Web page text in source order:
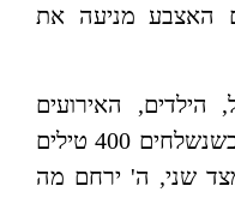
האצבע מניעה את
האירועים
השונים וגם דרך המלחמה היום, כשנשלחים 400 טילים
שני, ה' ירחם מה